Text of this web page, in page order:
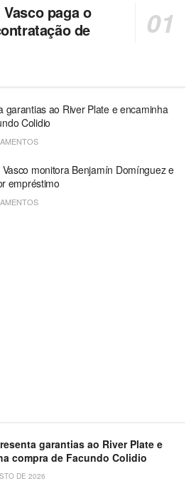
paga o
de
garantias ao River Plate e encaminha
Colidio
monitora Benjamín Domínguez e
empréstimo
garantias ao River Plate e
compra de Facundo Colidio
DE 2026